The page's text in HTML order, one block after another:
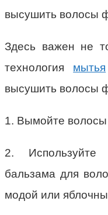
высушить волосы
Здесь важен не
технология мытья
высушить волосы
1. Вымойте волосы
2. Используйте
бальзама для
модой или